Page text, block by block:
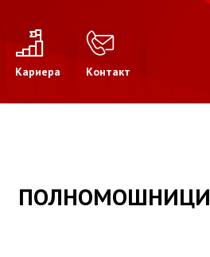
Кариера Контакт
ПОЛНОМОШНИЦИ